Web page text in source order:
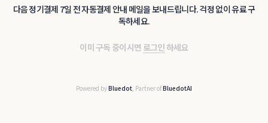
다음 정기결제 7일 전 자동결제 안내 메일을 보내드립니다. 걱정 없이 유료 구
독하세요.
이미 구독 중이시면 로그인 하세요
Powered byBluedot, Partner ofBluedotAI